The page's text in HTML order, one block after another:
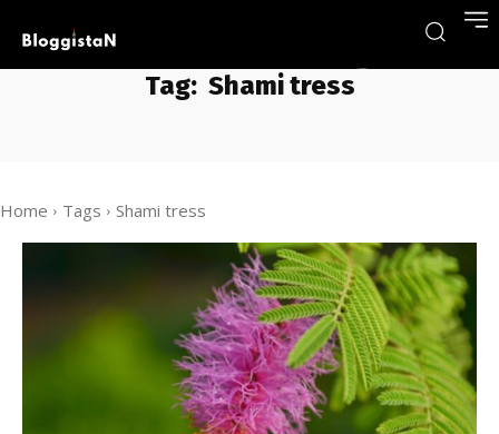
Tag: Shami tress
Home Tags Shami tress